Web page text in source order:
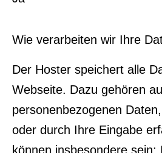
Wie verarbeiten wir Ihre
Der Hoster speichert alle
Webseite. Dazu gehören
personenbezogenen
oder durch Ihre Eingabe
können insbesondere sein: